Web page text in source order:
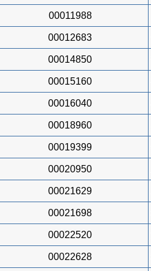
00011988
00012683
00014850
00015160
00016040
00018960
00019399
00020950
00021629
00021698
00022520
00022628